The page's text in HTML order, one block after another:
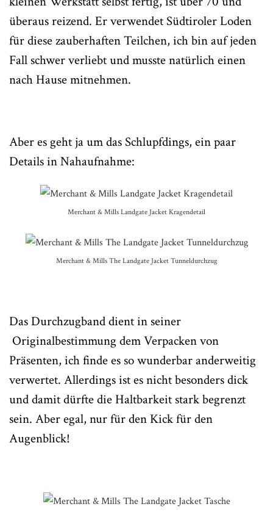
überaus reizend. Er verwendet Südtiroler Loden
für diese zauberhaften Teilchen, ich bin auf jeden
Fall schwer verliebt und musste natürlich einen
nach Hause mitnehmen.
Aber es geht ja um das Schlupfdings, ein paar
Details in Nahaufnahme:
Merchant & Mills Landgate Jacket Kragendetail
Merchant & Mills The Landgate Jacket Tunneldurchzug
Das Durchzugband dient in seiner
Originalbestimmung dem Verpacken von
Präsenten, ich finde es so wunderbar anderweitig
verwertet. Allerdings ist es nicht besonders dick
und damit dürfte die Haltbarkeit stark begrenzt
sein. Aber egal, nur für den Kick für den
Augenblick!